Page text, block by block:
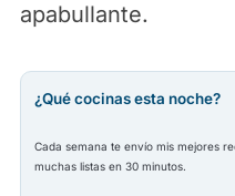
apabullante.
¿Qué cocinas esta noche?
Cada semana te envío mis mejores
muchas listas en 30 minutos.